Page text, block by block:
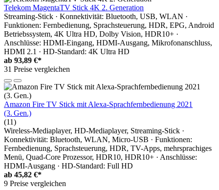
Telekom MagentaTV Stick 4K 2. Generation
Streaming-Stick · Konnektivität: Bluetooth, USB, WLAN ·
Funktionen: Fernbedienung, Sprachsteuerung, HDR, EPG, Android
Betriebssystem, 4K Ultra HD, Dolby Vision, HDR10+ ·
Anschlüsse: HDMI-Eingang, HDMI-Ausgang, Mikrofonanschluss,
HDMI 2.1 · HD-Standard: 4K Ultra HD
ab 93,89 €*
31 Preise vergleichen
Amazon Fire TV Stick mit Alexa-Sprachfernbedienung 2021
(3. Gen.)
(11)
Wireless-Mediaplayer, HD-Mediaplayer, Streaming-Stick ·
Konnektivität: Bluetooth, WLAN, Micro-USB · Funktionen:
Fernbedienung, Sprachsteuerung, HDR, TV-Apps, mehrsprachiges
Menü, Quad-Core Prozessor, HDR10, HDR10+ · Anschlüsse:
HDMI-Ausgang · HD-Standard: Full HD
ab 45,82 €*
9 Preise vergleichen